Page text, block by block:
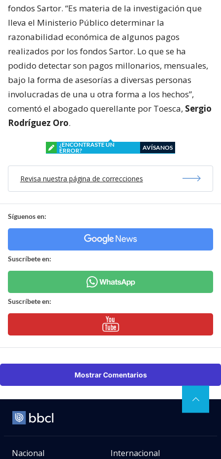
fondos Sartor. “Es materia de la investigación que
lleva el Ministerio Público determinar la
razonabilidad económica de algunos pagos
realizados por los fondos Sartor. Lo que se ha
podido detectar son pagos millonarios, mensuales,
bajo la forma de asesorías a diversas personas
involucradas de una u otra forma a los hechos”,
comentó el abogado querellante por Toesca, Sergio
Rodríguez Oro.
¿ENCONTRASTE UN
ERROR?
AVÍSANOS
Revisa nuestra página de correcciones
Síguenos en:
Suscríbete en:
Suscríbete en:
Mostrar Comentarios
Nacional Internacional